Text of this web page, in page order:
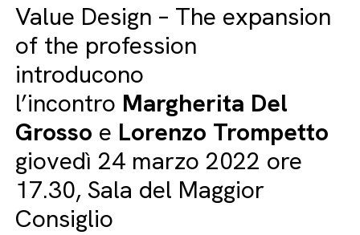
Value Design – The expansion
of the profession
introducono
l’incontro Margherita Del
Grosso e Lorenzo Trompetto
giovedì 24 marzo 2022 ore
17.30, Sala del Maggior
Consiglio